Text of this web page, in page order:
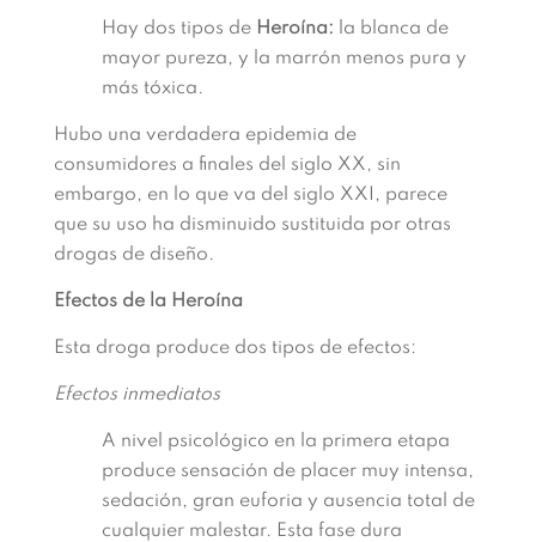
Hay dos tipos de Heroína: la blanca de
mayor pureza, y la marrón menos pura y
más tóxica.
Hubo una verdadera epidemia de
consumidores a finales del siglo XX, sin
embargo, en lo que va del siglo XXI, parece
que su uso ha disminuido sustituida por otras
drogas de diseño.
Efectos de la Heroína
Esta droga produce dos tipos de efectos:
Efectos inmediatos
A nivel psicológico en la primera etapa
produce sensación de placer muy intensa,
sedación, gran euforia y ausencia total de
cualquier malestar. Esta fase dura